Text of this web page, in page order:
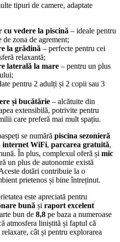
tipuri de camere, adaptate
vedere la piscină – ideale pentru
zona de agrement;
la grădină – perfecte pentru cei
relaxantă;
laterală la mare – pentru un plus
pentru 2 adulți și 2 copii sau 3
și bucătărie – alcătuite din
extensibilă, potrivite pentru
care preferă mai mult spațiu.
se numără piscina sezonieră
internet WiFi, parcarea gratuită,
În plus, complexul oferă și mic
un plus de autonomie există
dotări contribuie la o
prietenos și bine întreținut.
este apreciată pentru
bună și raport excelent
bun de 8,8 pe baza a numeroase
atmosfera liniștită și faptul că
cât și pentru explorarea